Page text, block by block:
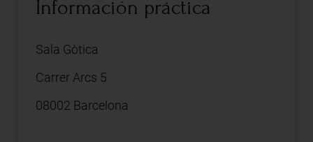
Información práctica
Sala Gòtica
Carrer Arcs 5
08002 Barcelona